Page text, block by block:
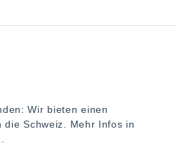
Wir bieten einen
die Schweiz. Mehr Infos in